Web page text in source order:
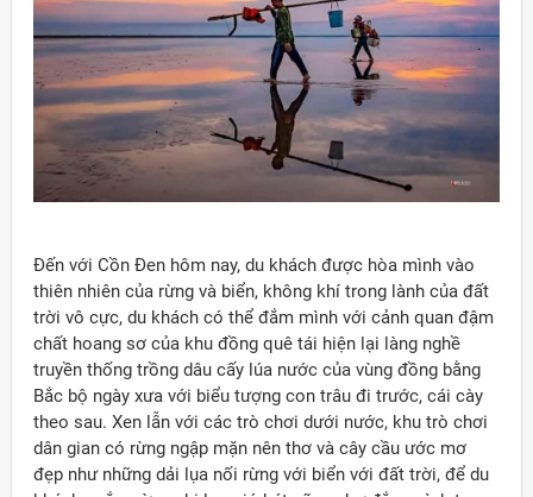
Đến với Cồn Đen hôm nay, du khách được hòa mình vào
thiên nhiên của rừng và biển, không khí trong lành của đất
trời vô cực, du khách có thể đắm mình với cảnh quan đậm
chất hoang sơ của khu đồng quê tái hiện lại làng nghề
truyền thống trồng dâu cấy lúa nước của vùng đồng bằng
Bắc bộ ngày xưa với biểu tượng con trâu đi trước, cái cày
theo sau. Xen lẫn với các trò chơi dưới nước, khu trò chơi
dân gian có rừng ngập mặn nên thơ và cây cầu ước mơ
đẹp như những dải lụa nối rừng với biển với đất trời, để du